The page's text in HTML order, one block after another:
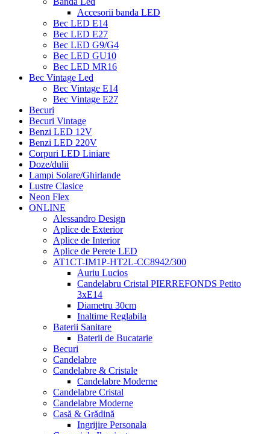
Accesorii banda LED
Bec LED E14
Bec LED E27
Bec LED G9/G4
Bec LED GU10
Bec LED MR16
Bec Vintage Led
Bec Vintage E14
Bec Vintage E27
Becuri
Becuri Vintage
Benzi LED 12V
Benzi LED 220V
Corpuri LED Liniare
Doze/dulii
Lampi Solare/Ghirlande
Lustre Clasice
Neon Flex
ONLINE
Alessandro Design
Aplice de Exterior
Aplice de Interior
Aplice de Perete LED
AT1CT-IM1P-HT2L-CC8942/300
Auriu Lucios
Candelabru Cristal PIERREFONDS Petito
3xE14
Diametru 30cm
Inaltime Reglabila
Baterii Sanitare
Baterii de Bucatarie
Becuri
Candelabre
Candelabre & Cristale
Candelabre Moderne
Candelabre Cristal
Candelabre Moderne
Casă & Grădină
Ingrijire Personala